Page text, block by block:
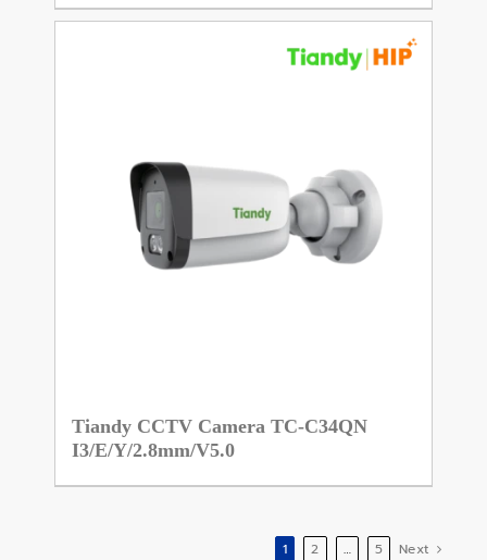
Tiandy CCTV Camera TC-C34QN
I3/E/Y/2.8mm/V5.0
1 2 … 5 Next